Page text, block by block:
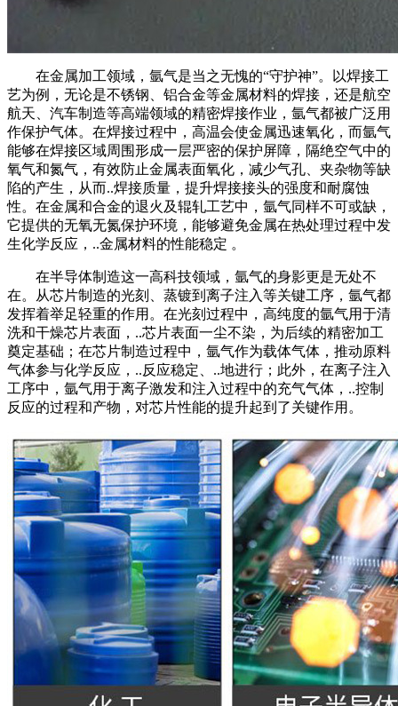
在金属加工领域，氩气是当之无愧的“守护神”。以焊接工
艺为例，无论是不锈钢、铝合金等金属材料的焊接，还是航空
航天、汽车制造等高端领域的精密焊接作业，氩气都被广泛用
作保护气体。在焊接过程中，高温会使金属迅速氧化，而氩气
能够在焊接区域周围形成一层严密的保护屏障，隔绝空气中的
氧气和氮气，有效防止金属表面氧化，减少气孔、夹杂物等缺
陷的产生，从而..焊接质量，提升焊接接头的强度和耐腐蚀
性。在金属和合金的退火及辊轧工艺中，氩气同样不可或缺，
它提供的无氧无氮保护环境，能够避免金属在热处理过程中发
生化学反应，..金属材料的性能稳定 。
在半导体制造这一高科技领域，氩气的身影更是无处不
在。从芯片制造的光刻、蒸镀到离子注入等关键工序，氩气都
发挥着举足轻重的作用。在光刻过程中，高纯度的氩气用于清
洗和干燥芯片表面，..芯片表面一尘不染，为后续的精密加工
奠定基础；在芯片制造过程中，氩气作为载体气体，推动原料
气体参与化学反应，..反应稳定、..地进行；此外，在离子注入
工序中，氩气用于离子激发和注入过程中的充气气体，..控制
反应的过程和产物，对芯片性能的提升起到了关键作用。